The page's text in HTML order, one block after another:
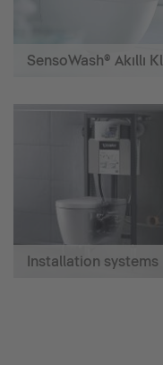
Installation systems